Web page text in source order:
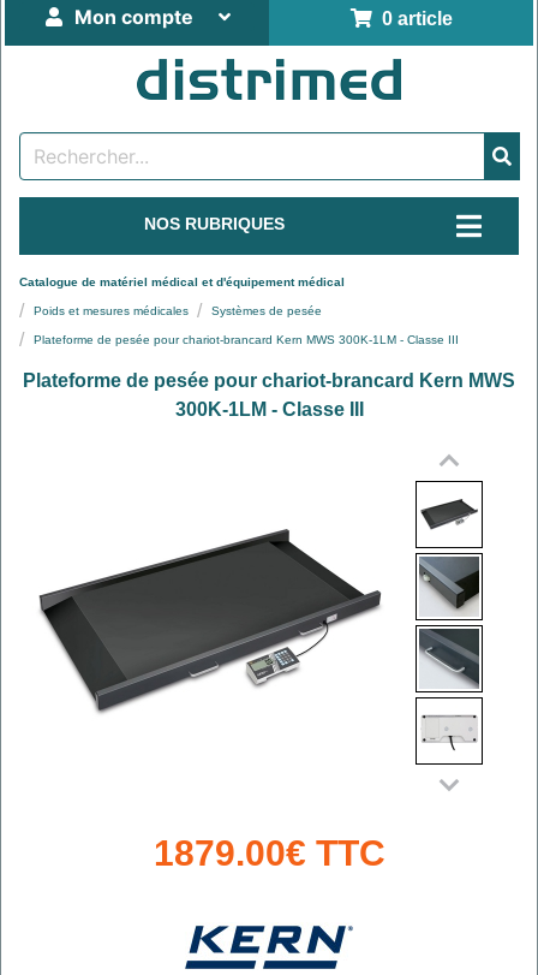
0 article
Mon compte
NOS RUBRIQUES
Catalogue de matériel médical et d'équipement médical
Poids et mesures médicales Systèmes de pesée
Plateforme de pesée pour chariot-brancard Kern MWS 300K-1LM - Classe III
Plateforme de pesée pour chariot-brancard Kern MWS
300K-1LM - Classe III
1879.00€ TTC